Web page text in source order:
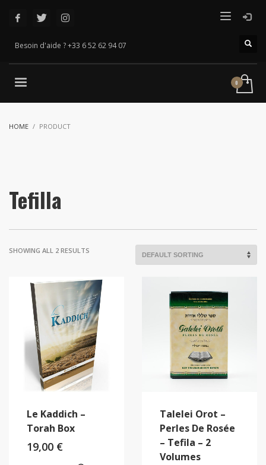
Besoin d'aide ? +33 6 52 62 94 07
HOME PRODUCT
Tefilla
SHOWING ALL 2 RESULTS
Le Kaddich –
Torah Box
19,00 €
Talelei Orot –
Perles De Rosée
– Tefila – 2
Volumes